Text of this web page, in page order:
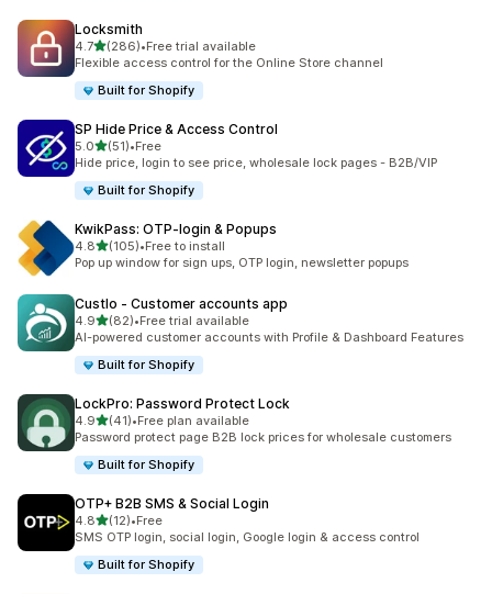
Locksmith
4.7เต็ม 5 ดาว
(286)
ทั้งหมด 286 รีวิว
•Free trial available
Flexible access control for the Online Store channel
Built for Shopify
SP Hide Price & Access Control
5.0เต็ม 5 ดาว
(51)
ทั้งหมด 51 รีวิว
•Free
Hide price, login to see price, wholesale lock pages - B2B/VIP
Built for Shopify
KwikPass: OTP‑login & Popups
4.8เต็ม 5 ดาว
(105)
ทั้งหมด 105 รีวิว
•Free to install
Pop up window for sign ups, OTP login, newsletter popups
Custlo ‑ Customer accounts app
4.9เต็ม 5 ดาว
(82)
ทั้งหมด 82 รีวิว
•Free trial available
AI-powered customer accounts with Profile & Dashboard Features
Built for Shopify
LockPro: Password Protect Lock
4.9เต็ม 5 ดาว
(41)
ทั้งหมด 41 รีวิว
•Free plan available
Password protect page B2B lock prices for wholesale customers
Built for Shopify
OTP+ B2B SMS & Social Login
4.8เต็ม 5 ดาว
(12)
ทั้งหมด 12 รีวิว
•Free
SMS OTP login, social login, Google login & access control
Built for Shopify